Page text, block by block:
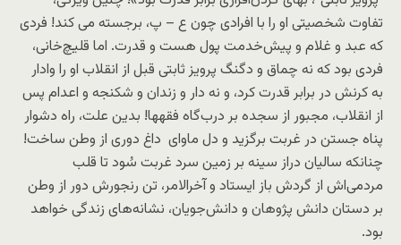
تفاوت شخصیتی او را با افرادی چون ع – پ، برجسته می کند! فرد‌ی
که عبد و غلام و پیش‌خدمت پول هست و قدرت. اما قلیچ‌خانی،
فردی بود که نه چماق و دگنگ پرویز ثابتی قبل از انقلاب او را وادار
به کرنش در برابر قدرت کرد، و نه دار و زندان و شکنجه و اعدام پس
از انقلاب، مجبور از سجده بر درب‌گاه فقهها! بدین علت، راه دشوار
پناه جستن در غربت برگزید و دل ماوای داغ دوری از وطن ساخت!
چنانکه سالیان دراز سینه بر زمین سرد غربت سُود تا قلب
مردمی‌اش از گردش باز ایستاد و آخرالامر، تن رنجورش دور از وطن
بر دستان دانش پژوهان و دانش‌جویان، نشانه‌های زندگی خواهد
بود.